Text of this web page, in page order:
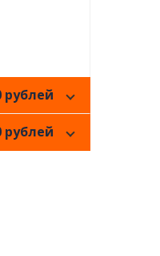
рублей
рублей